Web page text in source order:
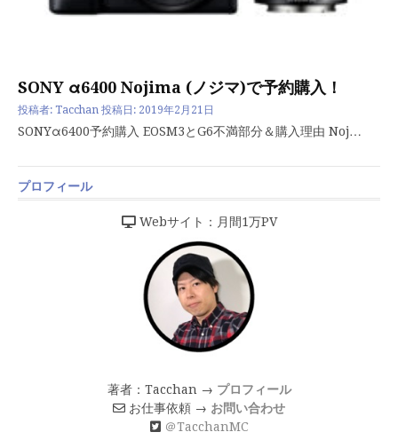
SONY α6400 Nojima (ノジマ)で予約購入！
投稿者: Tacchan 投稿日: 2019年2月21日
SONYα6400予約購入 EOSM3とG6不満部分＆購入理由 Noj…
プロフィール
Webサイト：月間1万PV
著者：Tacchan → プロフィール
お仕事依頼 → お問い合わせ
＠TacchanMC